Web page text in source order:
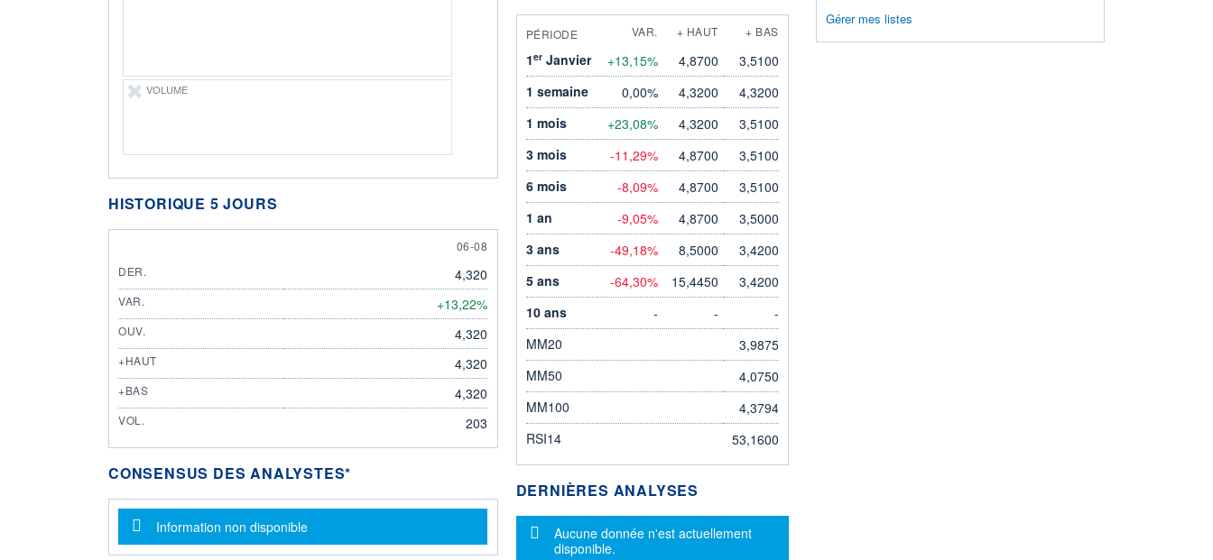
VOLUME
HISTORIQUE 5 JOURS
6 AUGUST
06-08
DER.
4,320
VAR. +13,22%
OUV. 4,320
+HAUT 4,320
+BAS 4,320
VOL. 203
CONSENSUS DES ANALYSTES*
Message d'information
Information non disponible
PÉRIODE VAR. + HAUT + BAS
1erJanvier +13,15% 4,8700
3,5100
1 semaine
0,00% 4,3200
4,3200
1 mois
+23,08% 4,3200
3,5100
3 mois
-11,29% 4,8700
3,5100
6 mois
-8,09% 4,8700
3,5100
1 an
-9,05% 4,8700
3,5000
3 ans
-49,18% 8,5000
3,4200
5 ans
-64,30% 15,4450
3,4200
10 ans
- -
-
MM20
3,9875
MM50
4,0750
MM100
4,3794
RSI14
53,1600
DERNIÈRES ANALYSES
Message d'information
Aucune donnée n'est actuellement
disponible.
Gérer mes listes